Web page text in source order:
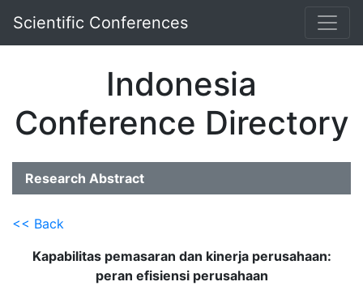
Scientific Conferences
Indonesia
Conference Directory
Research Abstract
<< Back
Kapabilitas pemasaran dan kinerja perusahaan:
peran efisiensi perusahaan